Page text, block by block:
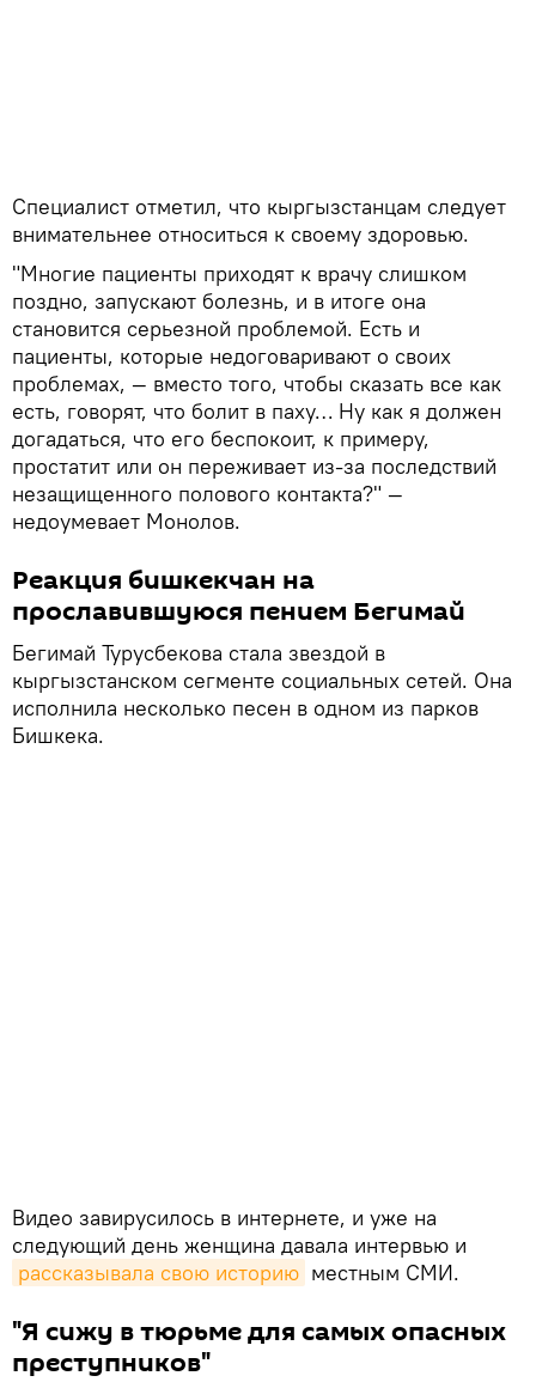
Специалист отметил, что кыргызстанцам следует
внимательнее относиться к своему здоровью.
"Многие пациенты приходят к врачу слишком
поздно, запускают болезнь, и в итоге она
становится серьезной проблемой. Есть и
пациенты, которые недоговаривают о своих
проблемах, — вместо того, чтобы сказать все как
есть, говорят, что болит в паху… Ну как я должен
догадаться, что его беспокоит, к примеру,
простатит или он переживает из-за последствий
незащищенного полового контакта?" —
недоумевает Монолов.
Реакция бишкекчан на
прославившуюся пением Бегимай
Бегимай Турусбекова стала звездой в
кыргызстанском сегменте социальных сетей. Она
исполнила несколько песен в одном из парков
Бишкека.
Видео завирусилось в интернете, и уже на
следующий день женщина давала интервью и
рассказывала свою историю местным СМИ.
"Я сижу в тюрьме для самых опасных
преступников"